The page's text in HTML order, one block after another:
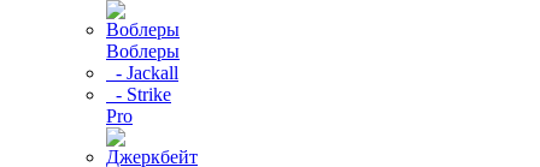
Воблеры
- Jackall
- Strike
Pro